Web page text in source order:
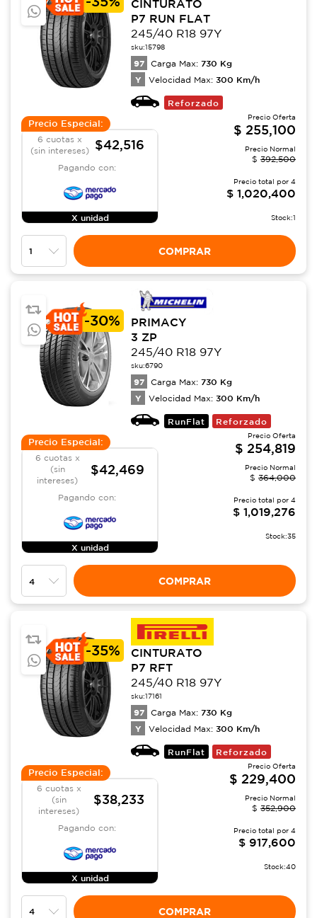
CINTURATO
P7 RUN FLAT
245/40 R18 97Y
sku:15798
97 Carga Max: 730 Kg
Y Velocidad Max: 300 Km/h
Reforzado
Precio Especial:
6 cuotas x
(sin intereses)
$42,516
Pagando con:
X unidad
Precio Oferta
$ 255,100
Precio Normal
$ 392,500
Precio total por 4
$ 1,020,400
Stock:1
COMPRAR
-30%
PRIMACY
3 ZP
245/40 R18 97Y
sku:6790
97 Carga Max: 730 Kg
Y Velocidad Max: 300 Km/h
RunFlat Reforzado
Precio Especial:
6 cuotas x
(sin
intereses)
$42,469
Pagando con:
X unidad
Precio Oferta
$ 254,819
Precio Normal
$ 364,000
Precio total por 4
$ 1,019,276
Stock:35
COMPRAR
-35%
CINTURATO
P7 RFT
245/40 R18 97Y
sku:17161
97 Carga Max: 730 Kg
Y Velocidad Max: 300 Km/h
RunFlat Reforzado
Precio Especial:
6 cuotas x
(sin
intereses)
$38,233
Pagando con:
X unidad
Precio Oferta
$ 229,400
Precio Normal
$ 352,900
Precio total por 4
$ 917,600
Stock:40
COMPRAR